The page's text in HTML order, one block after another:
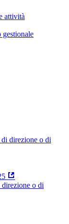
attività
gestionale
direzione o di
o di